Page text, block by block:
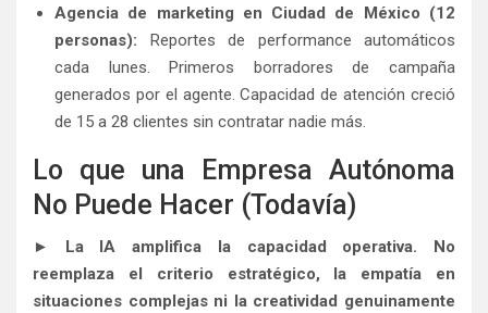
Agencia de marketing en Ciudad de México (12
personas): Reportes de performance automáticos
cada lunes. Primeros borradores de campaña
generados por el agente. Capacidad de atención creció
de 15 a 28 clientes sin contratar nadie más.
Lo que una Empresa Autónoma
No Puede Hacer (Todavía)
► La IA amplifica la capacidad operativa. No
reemplaza el criterio estratégico, la empatía en
situaciones complejas ni la creatividad genuinamente